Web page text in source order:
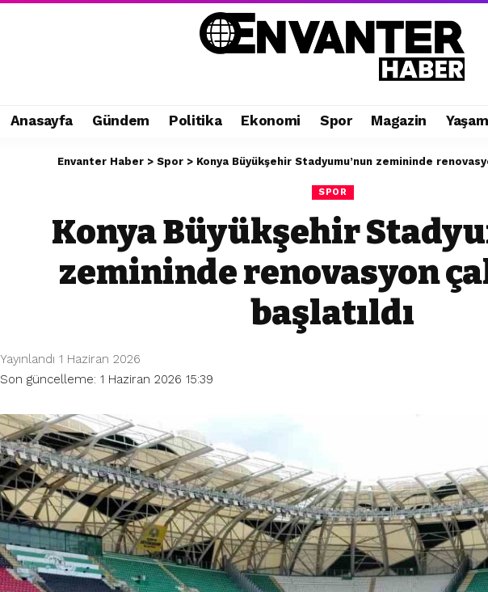
Anasayfa Gündem Politika Ekonomi Spor Magazin Yaşam
Envanter Haber> Spor> Konya Büyükşehir Stadyumu’nun zemininde
SPOR
Konya Büyükşehir
zemininde renovasyon
başlatıldı
Son güncelleme: 1 Haziran 2026 15:39
Yayınlandı 1 Haziran 2026